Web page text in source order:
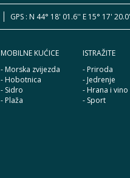
GPS : N 44° 18' 01.6'' E 15° 17'
MOBILNE KUĆICE
- Morska zvijezda
- Hobotnica
- Sidro
- Plaža
ISTRAŽITE
- Priroda
- Jedrenje
- Hrana i vino
- Sport